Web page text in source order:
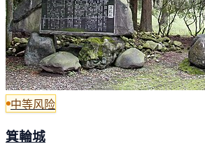
中等风险
箕輪城